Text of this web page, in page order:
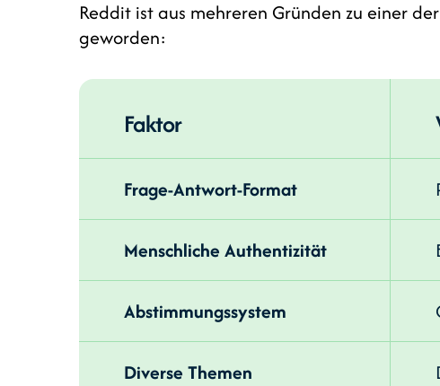
Reddit ist aus mehreren Gründen zu einer
geworden:
Faktor
Frage-Antwort-Format
Menschliche Authentizität
Abstimmungssystem
Diverse Themen